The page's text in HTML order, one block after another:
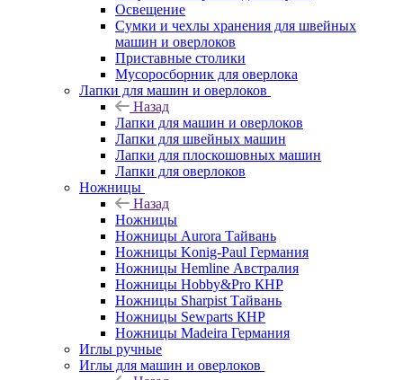
Освещение
Сумки и чехлы хранения для швейных
машин и оверлоков
Приставные столики
Мусоросборник для оверлока
Лапки для машин и оверлоков
Назад
Лапки для машин и оверлоков
Лапки для швейных машин
Лапки для плоскошовных машин
Лапки для оверлоков
Ножницы
Назад
Ножницы
Ножницы Aurora Тайвань
Ножницы Konig-Paul Германия
Ножницы Hemline Австралия
Ножницы Hobby&Pro КНР
Ножницы Sharpist Тайвань
Ножницы Sewparts КНР
Ножницы Madeira Германия
Иглы ручные
Иглы для машин и оверлоков